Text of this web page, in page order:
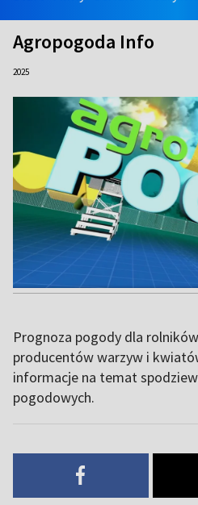
Agropogoda Info
2025
Prognoza pogody dla
producentów warzyw i
informacje na temat
pogodowych.